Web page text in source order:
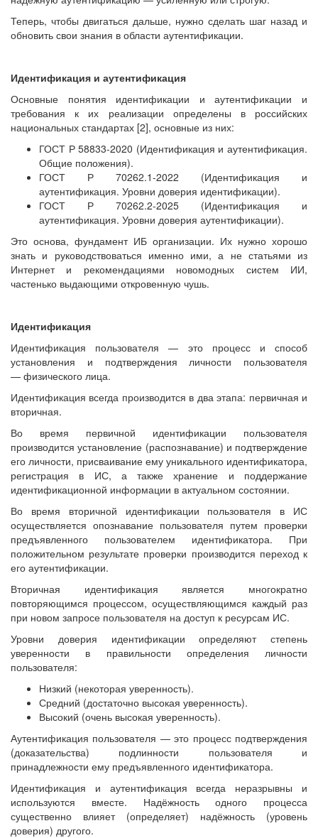
Теперь, чтобы двигаться дальше, нужно сделать шаг назад и
обновить свои знания в области аутентификации.
Идентификация и аутентификация
Основные понятия идентификации и аутентификации и
требования к их реализации определены в российских
национальных стандартах [2], основные из них:
ГОСТ Р 58833-2020 (Идентификация и аутентификация.
Общие положения).
ГОСТ Р 70262.1-2022 (Идентификация и
аутентификация. Уровни доверия идентификации).
ГОСТ Р 70262.2-2025 (Идентификация и
аутентификация. Уровни доверия аутентификации).
Это основа, фундамент ИБ организации. Их нужно хорошо
знать и руководствоваться именно ими, а не статьями из
Интернет и рекомендациями новомодных систем ИИ,
частенько выдающими откровенную чушь.
Идентификация
Идентификация пользователя — это процесс и способ
установления и подтверждения личности пользователя
— физического лица.
Идентификация всегда производится в два этапа: первичная и
вторичная.
Во время первичной идентификации пользователя
производится установление (распознавание) и подтверждение
его личности, присваивание ему уникального идентификатора,
регистрация в ИС, а также хранение и поддержание
идентификационной информации в актуальном состоянии.
Во время вторичной идентификации пользователя в ИС
осуществляется опознавание пользователя путем проверки
предъявленного пользователем идентификатора. При
положительном результате проверки производится переход к
его аутентификации.
Вторичная идентификация является многократно
повторяющимся процессом, осуществляющимся каждый раз
при новом запросе пользователя на доступ к ресурсам ИС.
Уровни доверия идентификации определяют степень
уверенности в правильности определения личности
пользователя:
Низкий (некоторая уверенность).
Средний (достаточно высокая уверенность).
Высокий (очень высокая уверенность).
Аутентификация пользователя — это процесс подтверждения
(доказательства) подлинности пользователя и
принадлежности ему предъявленного идентификатора.
Идентификация и аутентификация всегда неразрывны и
используются вместе. Надёжность одного процесса
существенно влияет (определяет) надёжность (уровень
доверия) другого.